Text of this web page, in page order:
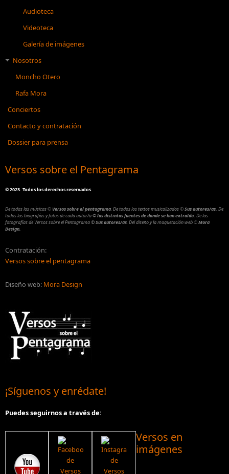
Audioteca
Videoteca
Galería de imágenes
Nosotros
Moncho Otero
Rafa Mora
Conciertos
Contacto y contratación
Dossier para prensa
Versos sobre el Pentagrama
©2023. Todos los derechos reservados
De todas las músicas© Versos sobre el pentagrama. De todos los textos musicalizados©Sus autores/as. De
todos las biografías y fotos de cada autor/a© las distintas fuentes de donde se han extraído. De las
fotografías de Versos sobre el Pentagrama© Sus autores/as. Del diseño y la maquetación web©Mora
Design.
Contratación:
Versos sobre el pentagrama
Diseño web: Mora Design
¡Síguenos y enrédate!
Puedes seguirnos a través de:
Versos en
imágenes